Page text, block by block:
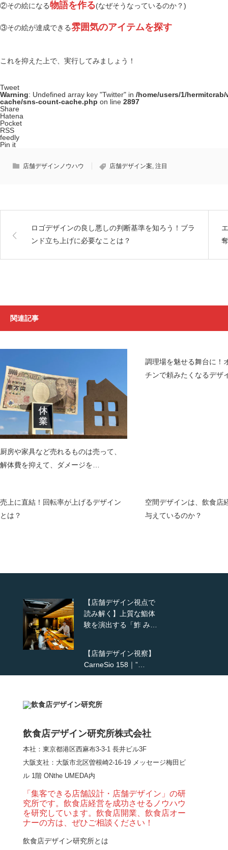
②その絵になる物語を作る(なぜそうなっているのか？)
③その絵が達成できる雰囲気のアイテムを探す
これを抑えた上で、実行してみましょう！
Tweet
Warning: Undefined array key "Twitter" in /home/users/1/
cache/sns-count-cache.php on line 2897
Share
Hatena
Pocket
RSS
feedly
Pin it
店舗デザインノウハウ 店舗デザイン案, 注目
ロゴデザインの良し悪しの判断基準を知ろう！ブラ
ンド立ち上げに必要なことは？
関連記事
厨房や家具など売れるものは売って、
解体費を抑えて、ダメージを…
調理場を魅せる舞台に！
チンで頼みたくなるデザ
売上に直結！回転率が上げるデザイン
とは？
空間デザインは、飲食店
与えているのか？
【店舗デザイン視点で
読み解く】上質な鮨体
験を演出する「鮓 み…
【店舗デザイン視察】
CarneSio 158｜”…
【熊の鳥焼き】囲炉裏
とライブ感を両立した
和モダン串揚げ店。
「…
【Queux Norme（クゥ
ノルム）】女子会にお
薦めな&…
飲食店デザイン研究所株式会社
本社：東京都港区西麻布3-3-1 長井ビル3F
大阪支社 ：大阪市北区曽根崎2-16-19 メッセージ梅田ビ
ル 1階 ONthe UMEDA内
「集客できる店舗設計・店舗デザイン」の研
究所です。飲食店経営を成功させるノウハウ
を研究しています。飲食店開業、飲食店オー
ナーの方は、ぜひご相談ください！
飲食店デザイン研究所とは